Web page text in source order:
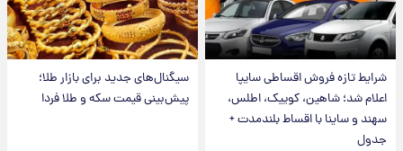
شرایط تازه فروش اقساطی سایپا
اعلام شد؛ شاهین، کوییک، اطلس،
سهند و ساینا با اقساط بلندمدت +
جدول
سیگنال‌های جدید برای بازار طلا؛
پیش‌بینی قیمت سکه و طلا فردا